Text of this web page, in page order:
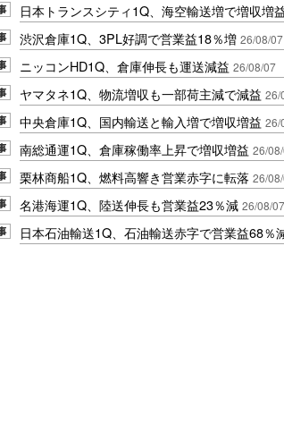
日本トランスシティ1Q、海空輸送増で増収増
渋沢倉庫1Q、3PL好調で営業益18％増 26/08/07
ニッコンHD1Q、倉庫伸長も運送減益 26/08/07
ヤマタネ1Q、物流増収も一部荷主減で減益 26/
中央倉庫1Q、国内輸送と輸入増で増収増益 26/
南総通運1Q、倉庫稼働率上昇で増収増益 26/
栗林商船1Q、燃料高響き営業赤字に転落 26/
名港海運1Q、陸送伸長も営業益23％減 26/08/07
日本石油輸送1Q、石油輸送赤字で営業益68％